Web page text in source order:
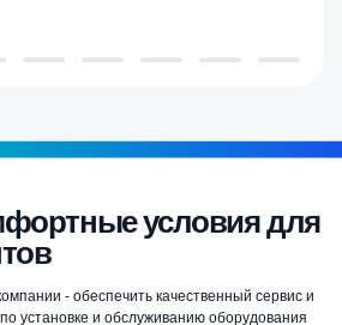
условия для
- обеспечить качественный сервис и
установке и обслуживанию оборудования